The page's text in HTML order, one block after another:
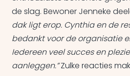
de slag. Bewoner Jenneke
dak ligt erop. Cynthia en de
bedankt voor de organisatie
Iedereen veel succes en
aanleggen.”Zulke reacties